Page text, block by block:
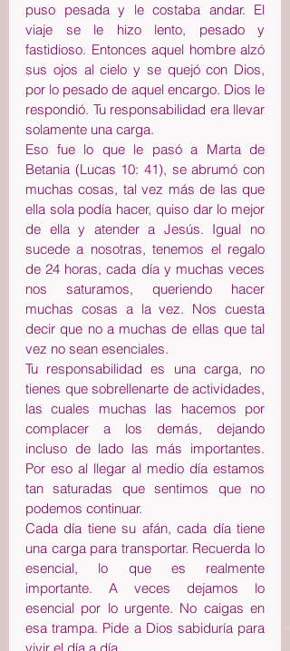
puso pesada y le costaba andar. El
viaje se le hizo lento, pesado y
fastidioso. Entonces aquel hombre alzó
sus ojos al cielo y se quejó con Dios,
por lo pesado de aquel encargo. Dios le
respondió. Tu responsabilidad era llevar
solamente una carga.
Eso fue lo que le pasó a Marta de
Betania (Lucas 10: 41), se abrumó con
muchas cosas, tal vez más de las que
ella sola podía hacer, quiso dar lo mejor
de ella y atender a Jesús. Igual no
sucede a nosotras, tenemos el regalo
de 24 horas, cada día y muchas veces
nos saturamos, queriendo hacer
muchas cosas a la vez. Nos cuesta
decir que no a muchas de ellas que tal
vez no sean esenciales.
Tu responsabilidad es una carga, no
tienes que sobrellenarte de actividades,
las cuales muchas las hacemos por
complacer a los demás, dejando
incluso de lado las más importantes.
Por eso al llegar al medio día estamos
tan saturadas que sentimos que no
podemos continuar.
Cada día tiene su afán, cada día tiene
una carga para transportar. Recuerda lo
esencial, lo que es realmente
importante. A veces dejamos lo
esencial por lo urgente. No caigas en
esa trampa. Pide a Dios sabiduría para